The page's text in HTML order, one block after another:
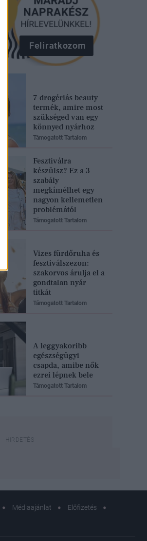
Feliratkozom
7 drogériás beauty
termék, amire most
szükséged van egy
könnyed nyárhoz
Támogatott Tartalom
Fesztiválra
készülsz? Ez a 3
szabály
megkímélhet egy
nagyon kellemetlen
problémától
Támogatott Tartalom
Vizes fürdőruha és
fesztiválszezon:
szakorvos árulja el a
gondtalan nyár
titkát
Támogatott Tartalom
A leggyakoribb
egészségügyi
csapda, amibe nők
ezrei lépnek bele
Támogatott Tartalom
Médiaajánlat
Előfizetés